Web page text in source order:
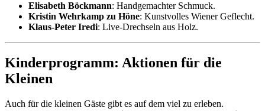
Elisabeth Böckmann: Handgemachter Schmuck.
Kristin Wehrkamp zu Höne: Kunstvolles Wiener Geflecht.
Klaus-Peter Iredi: Live-Drechseln aus Holz.
Kinderprogramm: Aktionen für die
Kleinen
Auch für die kleinen Gäste gibt es auf dem viel zu erleben.